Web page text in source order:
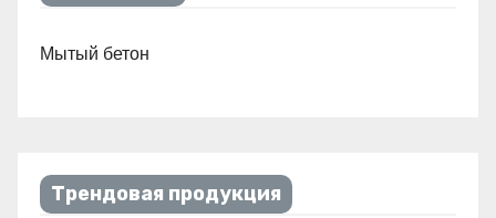
Мытый бетон
Трендовая продукция